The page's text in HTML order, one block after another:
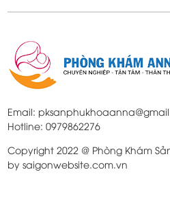
Email:
Hotline: 0979862276
Copyright 2022 @ Phòng Khám
by saigonwebsite.com.vn